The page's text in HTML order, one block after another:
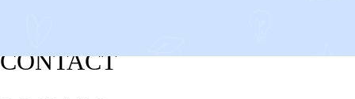
CONTACT